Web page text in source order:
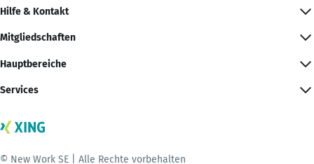
Hilfe & Kontakt
Mitgliedschaften
Hauptbereiche
Services
© New Work SE | Alle Rechte vorbehalten